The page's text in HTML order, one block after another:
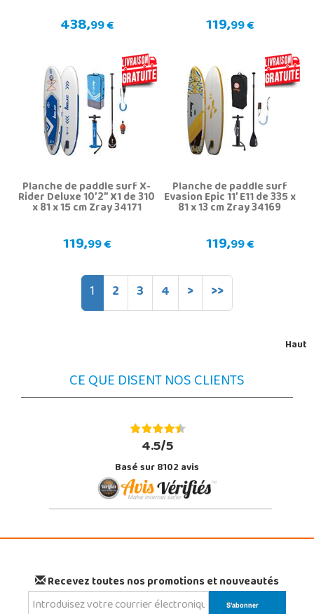
438,99 € 119,99 €
Planche de paddle surf X-
Rider Deluxe 10’2” X1 de 310
x 81 x 15 cm Zray 34171
119,99 €
Planche de paddle surf
Evasion Epic 11’ E11 de 335 x
81 x 13 cm Zray 34169
119,99 €
1 2 3 4 > >>
Haut
CE QUE DISENT NOS CLIENTS
4.5/5
Basé sur 8102 avis
Recevez toutes nos promotions et nouveautés